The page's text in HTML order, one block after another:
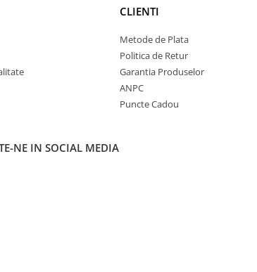
CLIENTI
Metode de Plata
Politica de Retur
Garantia Produselor
ANPC
Puncte Cadou
NE IN SOCIAL MEDIA